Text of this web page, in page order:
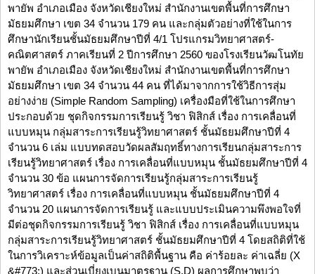
พายัพ อำเภอเมือง จังหวัดเชียงใหม่ สำนักงานเขตพื้นที่การศึกษา
มัธยมศึกษา เขต 34 จำนวน 179 คน และกลุ่มตัวอย่างที่ใช้ในการ
ศึกษานักเรียนชั้นมัธยมศึกษาปีที่ 4/1 โปรแกรมวิทยาศาสตร์-
คณิตศาสตร์ ภาคเรียนที่ 2 ปีการศึกษา 2560 ของโรงเรียนวัฒโนทัย
พายัพ อำเภอเมือง จังหวัดเชียงใหม่ สำนักงานเขตพื้นที่การศึกษา
มัธยมศึกษา เขต 34 จำนวน 44 คน ที่ได้มาจากการใช้วิธีการสุ่ม
อย่างง่าย (Simple Random Sampling) เครื่องมือที่ใช้ในการศึกษา
ประกอบด้วย ชุดกิจกรรมการเรียนรู้ วิชา ฟิสิกส์ เรื่อง การเคลื่อนที่
แบบหมุน กลุ่มสาระการเรียนรู้วิทยาศาสตร์ ชั้นมัธยมศึกษาปีที่ 4
จำนวน 6 เล่ม แบบทดสอบวัดผลสัมฤทธิ์ทางการเรียนกลุ่มสาระการ
เรียนรู้วิทยาศาสตร์ เรื่อง การเคลื่อนที่แบบหมุน ชั้นมัธยมศึกษาปีที่ 4
จำนวน 30 ข้อ แผนการจัดการเรียนรู้กลุ่มสาระการเรียนรู้
วิทยาศาสตร์ เรื่อง การเคลื่อนที่แบบหมุน ชั้นมัธยมศึกษาปีที่ 4
จำนวน 20 แผนการจัดการเรียนรู้ และแบบประเมินความพึงพอใจที่
มีต่อชุดกิจกรรมการเรียนรู้ วิชา ฟิสิกส์ เรื่อง การเคลื่อนที่แบบหมุน
กลุ่มสาระการเรียนรู้วิทยาศาสตร์ ชั้นมัธยมศึกษาปีที่ 4 โดยสถิติที่ใช้
ในการวิเคราะห์ข้อมูลเป็นค่าสถิติพื้นฐาน คือ ค่าร้อยละ ค่าเฉลี่ย (X
&#773;) และส่วนเบี่ยงเบนมาตรฐาน (S.D) ผลการศึกษาพบว่า